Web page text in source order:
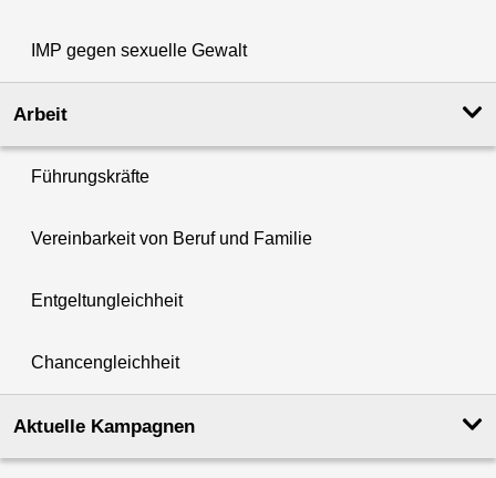
IMP gegen sexuelle Gewalt
Arbeit
Führungskräfte
Vereinbarkeit von Beruf und Familie
Entgeltungleichheit
Chancengleichheit
Aktuelle Kampagnen